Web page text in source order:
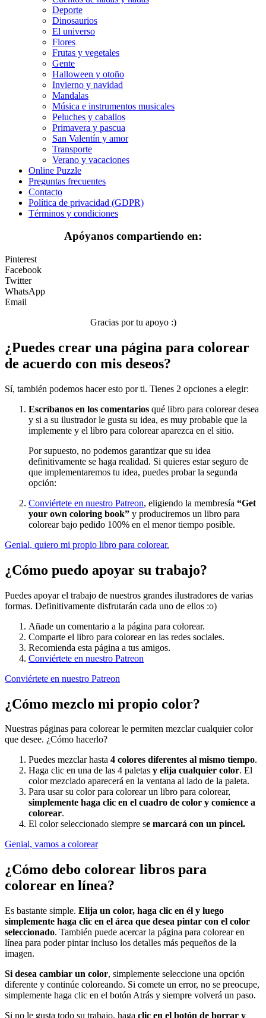
Música e instrumentos musicales
Peluches y caballos
Primavera y pascua
San Valentín y amor
Verano y vacaciones
Libros para colorear para niños
Sin categorizar
Deporte
Dinosaurios
El universo
Flores
Frutas y vegetales
Gente
Halloween y otoño
Invierno y navidad
Mandalas
Música e instrumentos musicales
Peluches y caballos
Primavera y pascua
San Valentín y amor
Transporte
Verano y vacaciones
Online Puzzle
Preguntas frecuentes
Contacto
Política de privacidad (GDPR)
Términos y condiciones
Apóyanos compartiendo en:
Pinterest
Facebook
Twitter
WhatsApp
Email
Gracias por tu apoyo :)
¿Puedes crear una página para colorear
de acuerdo con mis deseos?
Sí, también podemos hacer esto por ti. Tienes 2 opciones a elegir:
Escríbanos en los comentarios qué libro para colorear desea
y si a su ilustrador le gusta su idea, es muy probable que la
implemente y el libro para colorear aparezca en el sitio.
Por supuesto, no podemos garantizar que su idea
definitivamente se haga realidad. Si quieres estar seguro de
que implementaremos tu idea, puedes probar la segunda
opción:
Conviértete en nuestro Patreon, eligiendo la membresía “Get
your own coloring book” y produciremos un libro para
colorear bajo pedido 100% en el menor tiempo posible.
Genial, quiero mi propio libro para colorear.
¿Cómo puedo apoyar su trabajo?
Puedes apoyar el trabajo de nuestros grandes ilustradores de varias
formas. Definitivamente disfrutarán cada uno de ellos :o)
Añade un comentario a la página para colorear.
Comparte el libro para colorear en las redes sociales.
Recomienda esta página a tus amigos.
Conviértete en nuestro Patreon
Conviértete en nuestro Patreon
¿Cómo mezclo mi propio color?
Nuestras páginas para colorear le permiten mezclar cualquier color
que desee. ¿Cómo hacerlo?
Puedes mezclar hasta 4 colores diferentes al mismo tiempo.
Haga clic en una de las 4 paletas y elija cualquier color. El
color mezclado aparecerá en la ventana al lado de la paleta.
Para usar su color para colorear un libro para colorear,
simplemente haga clic en el cuadro de color y comience a
colorear.
El color seleccionado siempre se marcará con un pincel.
Genial, vamos a colorear
¿Cómo debo colorear libros para
colorear en línea?
Es bastante simple. Elija un color, haga clic en él y luego
simplemente haga clic en el área que desea pintar con el color
seleccionado. También puede acercar la página para colorear en
línea para poder pintar incluso los detalles más pequeños de la
imagen.
Si desea cambiar un color, simplemente seleccione una opción
diferente y continúe coloreando. Si comete un error, no se preocupe,
simplemente haga clic en el botón Atrás y siempre volverá un paso.
Si no le gusta todo su trabajo, haga clic en el botón de borrar y